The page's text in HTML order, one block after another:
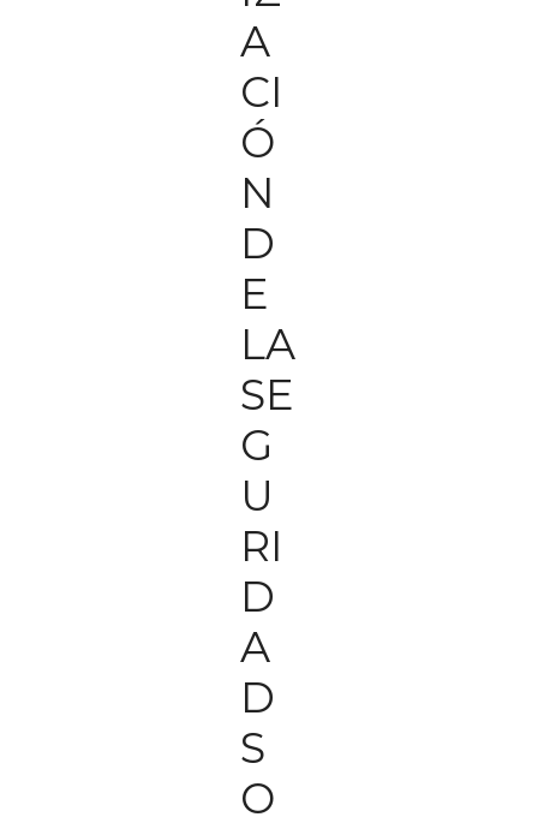
A
CI
Ó
N
D
E
LA
SE
G
U
RI
D
A
D
S
O